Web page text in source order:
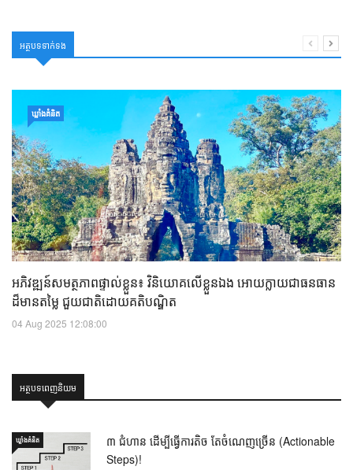
អត្ថបទទាក់ទង
ឃ្លាំង​គំនិត
អភិវឌ្ឍន៍សមត្ថភាពផ្ទាល់ខ្លួន៖ វិនិយោគលើខ្លួនឯង អោយក្លាយជាធនធាន
ដ៏មានតម្លៃ ជួយជាតិដោយគតិបណ្ឌិត
04 Aug 2025 12:08:00
អត្ថបទពេញនិយម
ឃ្លាំង​គំនិត
៣ ជំហាន ដើម្បីធ្វើការតិច តែចំណេញច្រើន (Actionable
Steps)!